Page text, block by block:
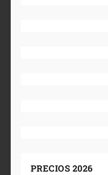
PRECIOS 2026